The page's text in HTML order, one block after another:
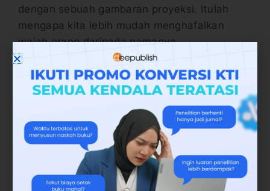
dengan sebuah gambaran proyeksi. Itulah
mengapa kita lebih mudah menghafalkan
wajah orang daripada namanya.
Misalkan, jika Anda membuat buku saku
tentang simpul tali kreatif tanpa membuat
ilustrasi sedikit pun, maka Anda telah
menyesatkan banyak umat. Apalagi target
pasar Anda adalah anak-anak yang ingin
belajar simpul tali, bayangkan berapa bulan
yang harus ditempuh oleh si anak hanya
untuk membuat satu buah simpul tali?